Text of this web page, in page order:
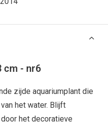
cm - nr6
zijde aquariumplant die
het water. Blijft
het decoratieve